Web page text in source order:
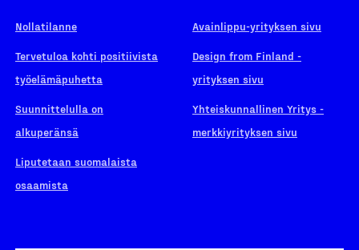
Nollatilanne
Tervetuloa kohti positiivista
työelämäpuhetta
Suunnittelulla on
alkuperänsä
Liputetaan suomalaista
osaamista
Avainlippu-yrityksen sivu
Design from Finland -
yrityksen sivu
Yhteiskunnallinen Yritys -
merkkiyrityksen sivu